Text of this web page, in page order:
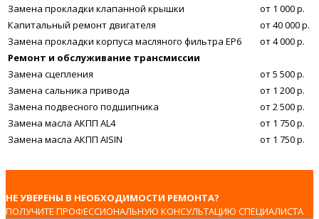
Замена прокладки клапанной крышки
от 1 000 р.
Капитальный ремонт двигателя
от 40 000 р.
Замена прокладки корпуса масляного фильтра ЕР6
от 4 000 р.
Ремонт и обслуживание трансмиссии
Замена сцепления
от 5 500 р.
Замена сальника привода
от 1 200 р.
Замена подвесного подшипника
от 2 500 р.
Замена масла АКПП AL4
от 1 750 р.
Замена масла АКПП AISIN
от 1 750 р.
НЕ УВЕРЕНЫ В НЕОБХОДИМОСТИ РЕМОНТА?
ПОЛУЧИТЕ ПРОФЕССИОНАЛЬНУЮ КОНСУЛЬТАЦИЮ СПЕЦИАЛИСТА